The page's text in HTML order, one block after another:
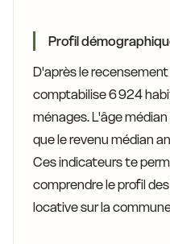
Profil
D'après le
comptabilise 6 924
ménages. L'âge
que le revenu médian
Ces indicateurs te
comprendre le profil
locative sur la